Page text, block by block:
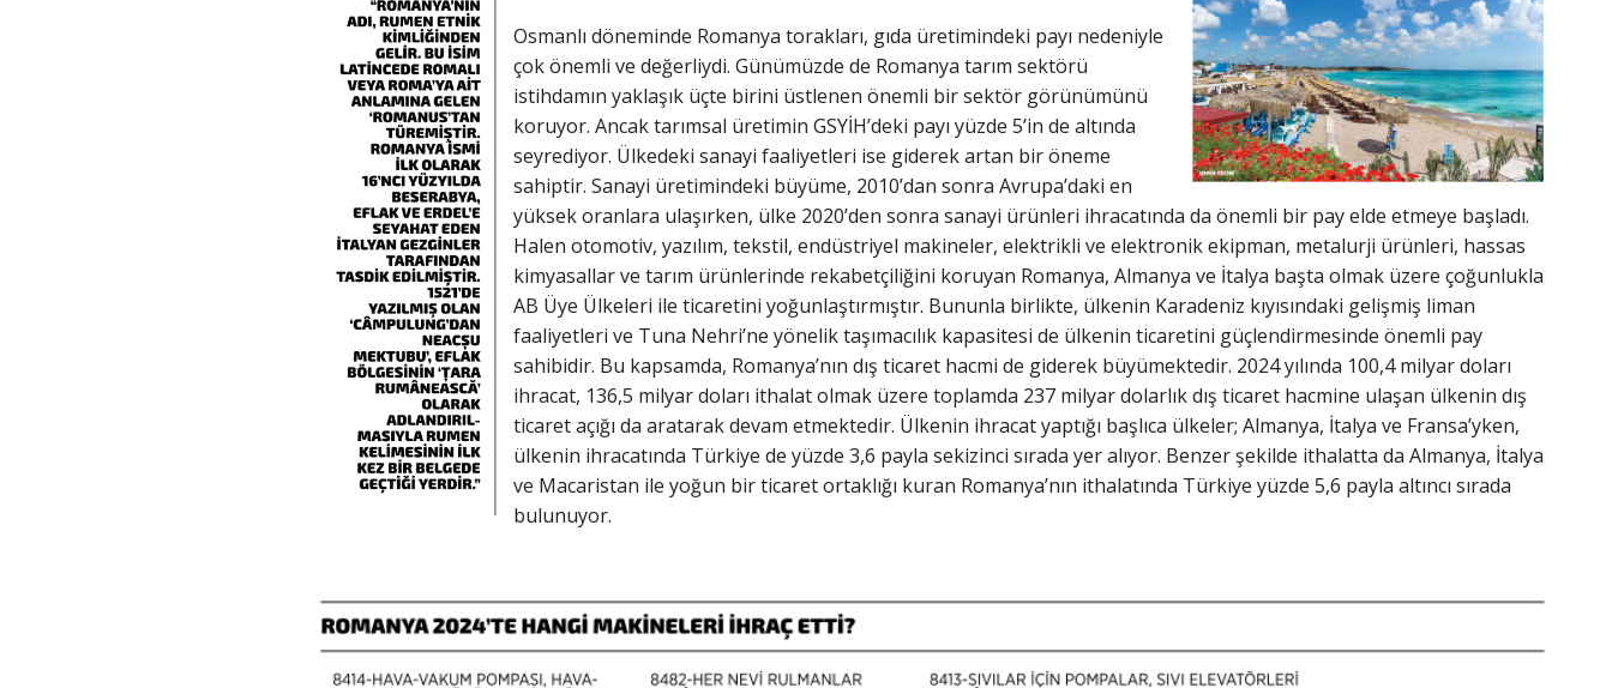
Osmanlı döneminde Romanya torakları, gıda üretimindeki payı nedeniyle
çok önemli ve değerliydi. Günümüzde de Romanya tarım sektörü
istihdamın yaklaşık üçte birini üstlenen önemli bir sektör görünümünü
koruyor. Ancak tarımsal üretimin GSYİH’deki payı yüzde 5’in de altında
seyrediyor. Ülkedeki sanayi faaliyetleri ise giderek artan bir öneme
sahiptir. Sanayi üretimindeki büyüme, 2010’dan sonra Avrupa’daki en
yüksek oranlara ulaşırken, ülke 2020’den sonra sanayi ürünleri ihracatında da önemli bir pay elde etmeye başladı.
Halen otomotiv, yazılım, tekstil, endüstriyel makineler, elektrikli ve elektronik ekipman, metalurji ürünleri, hassas
kimyasallar ve tarım ürünlerinde rekabetçiliğini koruyan Romanya, Almanya ve İtalya başta olmak üzere çoğunlukla
AB Üye Ülkeleri ile ticaretini yoğunlaştırmıştır. Bununla birlikte, ülkenin Karadeniz kıyısındaki gelişmiş liman
faaliyetleri ve Tuna Nehri’ne yönelik taşımacılık kapasitesi de ülkenin ticaretini güçlendirmesinde önemli pay
sahibidir. Bu kapsamda, Romanya’nın dış ticaret hacmi de giderek büyümektedir. 2024 yılında 100,4 milyar doları
ihracat, 136,5 milyar doları ithalat olmak üzere toplamda 237 milyar dolarlık dış ticaret hacmine ulaşan ülkenin dış
ticaret açığı da aratarak devam etmektedir. Ülkenin ihracat yaptığı başlıca ülkeler; Almanya, İtalya ve Fransa’yken,
ülkenin ihracatında Türkiye de yüzde 3,6 payla sekizinci sırada yer alıyor. Benzer şekilde ithalatta da Almanya, İtalya
ve Macaristan ile yoğun bir ticaret ortaklığı kuran Romanya’nın ithalatında Türkiye yüzde 5,6 payla altıncı sırada
bulunuyor.